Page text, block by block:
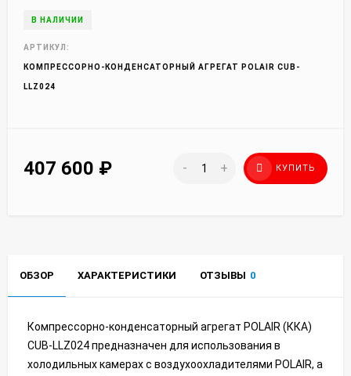
В НАЛИЧИИ
АРТИКУЛ:
КОМПРЕССОРНО-КОНДЕНСАТОРНЫЙ АГРЕГАТ POLAIR CUB-
LLZ024
407 600 ₽ - + КУПИТЬ
ОБЗОР ХАРАКТЕРИСТИКИ ОТЗЫВЫ 0
Компрессорно-конденсаторный агрегат POLAIR (ККА)
CUB-LLZ024 предназначен для использования в
холодильных камерах с воздухоохладителями POLAIR, а